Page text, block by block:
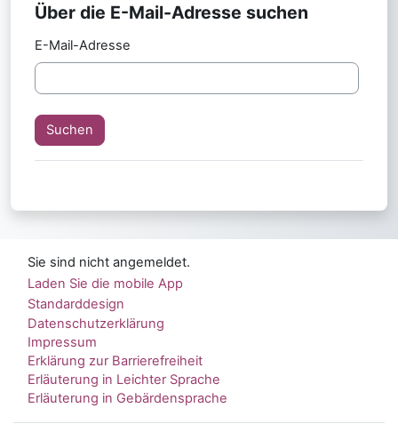
Über die E-Mail-Adresse suchen
Über die E-Mail-Adresse suchen
E-Mail-Adresse
Sie sind nicht angemeldet.
Laden Sie die mobile App
Standarddesign
Datenschutzerklärung
Impressum
Erklärung zur Barrierefreiheit
Erläuterung in Leichter Sprache
Erläuterung in Gebärdensprache